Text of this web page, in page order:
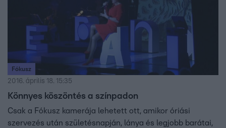
Fókusz
2016. április 18. 15:35
Könnyes köszöntés a színpadon
Csak a Fókusz kamerája lehetett ott, amikor óriási
szervezés után születésnapján, lánya és legjobb barátai,